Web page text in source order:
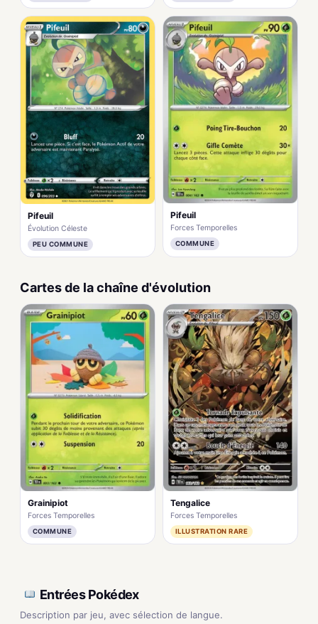
Pifeuil
Évolution Céleste
PEU COMMUNE
Pifeuil
Forces Temporelles
COMMUNE
Cartes de la chaîne d'évolution
Grainipiot
Forces Temporelles
COMMUNE
Tengalice
Forces Temporelles
ILLUSTRATION RARE
Entrées Pokédex
Description par jeu, avec sélection de langue.